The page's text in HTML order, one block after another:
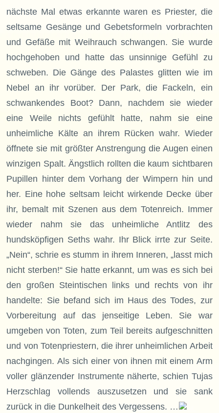
nächste Mal etwas erkannte waren es Priester, die
seltsame Gesänge und Gebetsformeln vorbrachten
und Gefäße mit Weihrauch schwangen. Sie wurde
hochgehoben und hatte das unsinnige Gefühl zu
schweben. Die Gänge des Palastes glitten wie im
Nebel an ihr vorüber. Der Park, die Fackeln, ein
schwankendes Boot? Dann, nachdem sie wieder
eine Weile nichts gefühlt hatte, nahm sie eine
unheimliche Kälte an ihrem Rücken wahr. Wieder
öffnete sie mit größter Anstrengung die Augen einen
winzigen Spalt. Ängstlich rollten die kaum sichtbaren
Pupillen hinter dem Vorhang der Wimpern hin und
her. Eine hohe seltsam leicht wirkende Decke über
ihr, bemalt mit Szenen aus dem Totenreich. Immer
wieder nahm sie das unheimliche Antlitz des
hundsköpfigen Seths wahr. Ihr Blick irrte zur Seite.
„Nein“, schrie es stumm in ihrem Inneren, „lasst mich
nicht sterben!“ Sie hatte erkannt, um was es sich bei
den großen Steintischen links und rechts von ihr
handelte: Sie befand sich im Haus des Todes, zur
Vorbereitung auf das jenseitige Leben. Sie war
umgeben von Toten, zum Teil bereits aufgeschnitten
und von Totenpriestern, die ihrer unheimlichen Arbeit
nachgingen. Als sich einer von ihnen mit einem Arm
voller glänzender Instrumente näherte, schien Tujas
Herzschlag vollends auszusetzen und sie sank
zurück in die Dunkelheit des Vergessens. …